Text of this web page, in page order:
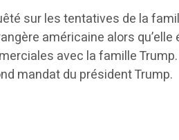
sur les tentatives de la
américaine alors
avec la famille Trump.
mandat du président Trump.